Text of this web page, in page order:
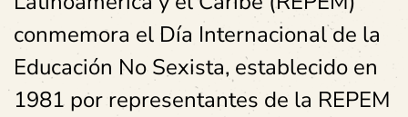
conmemora el Día Internacional de la
Educación No Sexista, establecido en
1981 por representantes de la REPEM